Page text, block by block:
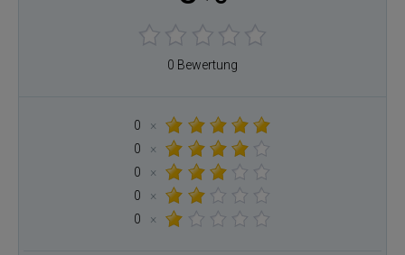
0 Bewertung
0
×
0
×
0
×
0
×
0
×